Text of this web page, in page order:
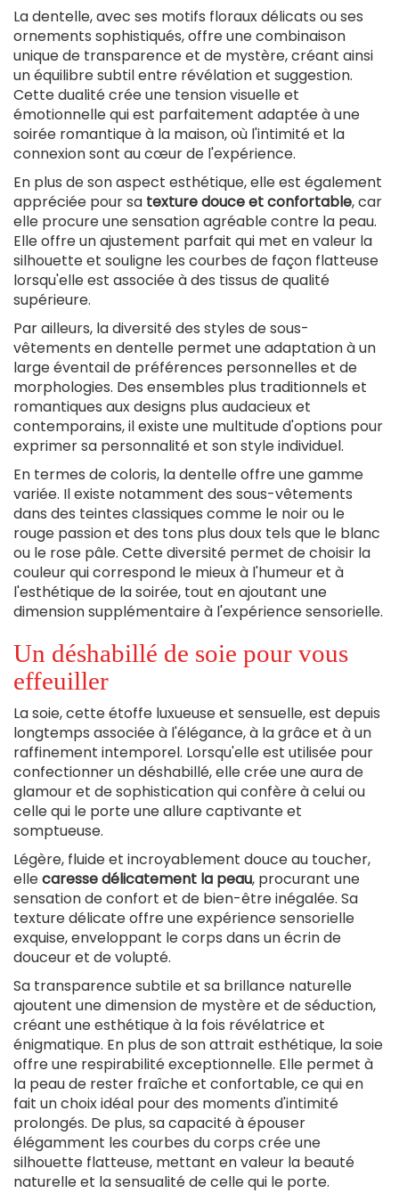
La dentelle, avec ses motifs floraux délicats ou ses
ornements sophistiqués, offre une combinaison
unique de transparence et de mystère, créant ainsi
un équilibre subtil entre révélation et suggestion.
Cette dualité crée une tension visuelle et
émotionnelle qui est parfaitement adaptée à une
soirée romantique à la maison, où l'intimité et la
connexion sont au cœur de l'expérience.
En plus de son aspect esthétique, elle est également
appréciée pour sa texture douce et confortable, car
elle procure une sensation agréable contre la peau.
Elle offre un ajustement parfait qui met en valeur la
silhouette et souligne les courbes de façon flatteuse
lorsqu'elle est associée à des tissus de qualité
supérieure.
Par ailleurs, la diversité des styles de sous-
vêtements en dentelle permet une adaptation à un
large éventail de préférences personnelles et de
morphologies. Des ensembles plus traditionnels et
romantiques aux designs plus audacieux et
contemporains, il existe une multitude d'options pour
exprimer sa personnalité et son style individuel.
En termes de coloris, la dentelle offre une gamme
variée. Il existe notamment des sous-vêtements
dans des teintes classiques comme le noir ou le
rouge passion et des tons plus doux tels que le blanc
ou le rose pâle. Cette diversité permet de choisir la
couleur qui correspond le mieux à l'humeur et à
l'esthétique de la soirée, tout en ajoutant une
dimension supplémentaire à l'expérience sensorielle.
Un déshabillé de soie pour vous
effeuiller
La soie, cette étoffe luxueuse et sensuelle, est depuis
longtemps associée à l'élégance, à la grâce et à un
raffinement intemporel. Lorsqu'elle est utilisée pour
confectionner un déshabillé, elle crée une aura de
glamour et de sophistication qui confère à celui ou
celle qui le porte une allure captivante et
somptueuse.
Légère, fluide et incroyablement douce au toucher,
ellecaresse délicatement la peau, procurant une
sensation de confort et de bien-être inégalée. Sa
texture délicate offre une expérience sensorielle
exquise, enveloppant le corps dans un écrin de
douceur et de volupté.
Sa transparence subtile et sa brillance naturelle
ajoutent une dimension de mystère et de séduction,
créant une esthétique à la fois révélatrice et
énigmatique. En plus de son attrait esthétique, la soie
offre une respirabilité exceptionnelle. Elle permet à
la peau de rester fraîche et confortable, ce qui en
fait un choix idéal pour des moments d'intimité
prolongés. De plus, sa capacité à épouser
élégamment les courbes du corps crée une
silhouette flatteuse, mettant en valeur la beauté
naturelle et la sensualité de celle qui le porte.